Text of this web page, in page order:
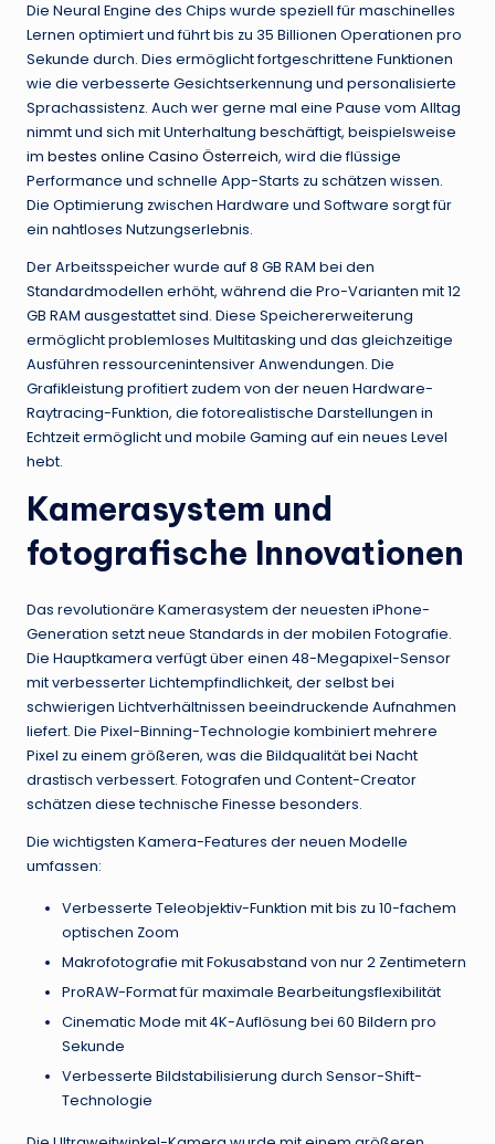
Die Neural Engine des Chips wurde speziell für maschinelles
Lernen optimiert und führt bis zu 35 Billionen Operationen pro
Sekunde durch. Dies ermöglicht fortgeschrittene Funktionen
wie die verbesserte Gesichtserkennung und personalisierte
Sprachassistenz. Auch wer gerne mal eine Pause vom Alltag
nimmt und sich mit Unterhaltung beschäftigt, beispielsweise
im bestes online Casino Österreich, wird die flüssige
Performance und schnelle App-Starts zu schätzen wissen.
Die Optimierung zwischen Hardware und Software sorgt für
ein nahtloses Nutzungserlebnis.
Der Arbeitsspeicher wurde auf 8 GB RAM bei den
Standardmodellen erhöht, während die Pro-Varianten mit 12
GB RAM ausgestattet sind. Diese Speichererweiterung
ermöglicht problemloses Multitasking und das gleichzeitige
Ausführen ressourcenintensiver Anwendungen. Die
Grafikleistung profitiert zudem von der neuen Hardware-
Raytracing-Funktion, die fotorealistische Darstellungen in
Echtzeit ermöglicht und mobile Gaming auf ein neues Level
hebt.
Kamerasystem und
fotografische Innovationen
Das revolutionäre Kamerasystem der neuesten iPhone-
Generation setzt neue Standards in der mobilen Fotografie.
Die Hauptkamera verfügt über einen 48-Megapixel-Sensor
mit verbesserter Lichtempfindlichkeit, der selbst bei
schwierigen Lichtverhältnissen beeindruckende Aufnahmen
liefert. Die Pixel-Binning-Technologie kombiniert mehrere
Pixel zu einem größeren, was die Bildqualität bei Nacht
drastisch verbessert. Fotografen und Content-Creator
schätzen diese technische Finesse besonders.
Die wichtigsten Kamera-Features der neuen Modelle
umfassen:
Verbesserte Teleobjektiv-Funktion mit bis zu 10-fachem
optischen Zoom
Makrofotografie mit Fokusabstand von nur 2 Zentimetern
ProRAW-Format für maximale Bearbeitungsflexibilität
Cinematic Mode mit 4K-Auflösung bei 60 Bildern pro
Sekunde
Verbesserte Bildstabilisierung durch Sensor-Shift-
Technologie